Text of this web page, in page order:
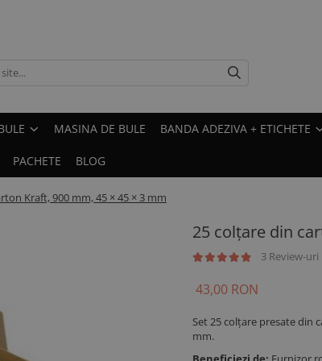
MASINA DE BULE BANDA ADEZIVA + ETICHETE
PACHETE BLOG
Kraft, 900 mm, 45 × 45 × 3 mm
25 colțare din
3 Review-uri
43,00 RON
Set 25 colțare presate din
mm.